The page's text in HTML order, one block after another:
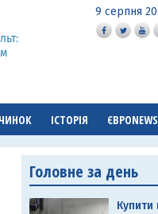
9 серпня
ІСТОРІЯ ЄВРОNEWS
Головне за день
Купити